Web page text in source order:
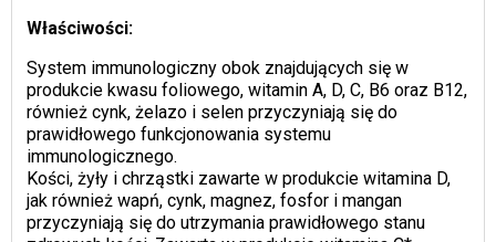
Właściwości:
System immunologiczny obok znajdujących się w
produkcie kwasu foliowego, witamin A, D, C, B6 oraz B12,
również cynk, żelazo i selen przyczyniają się do
prawidłowego funkcjonowania systemu
immunologicznego.
Kości, żyły i chrząstki zawarte w produkcie witamina D,
jak również wapń, cynk, magnez, fosfor i mangan
przyczyniają się do utrzymania prawidłowego stanu